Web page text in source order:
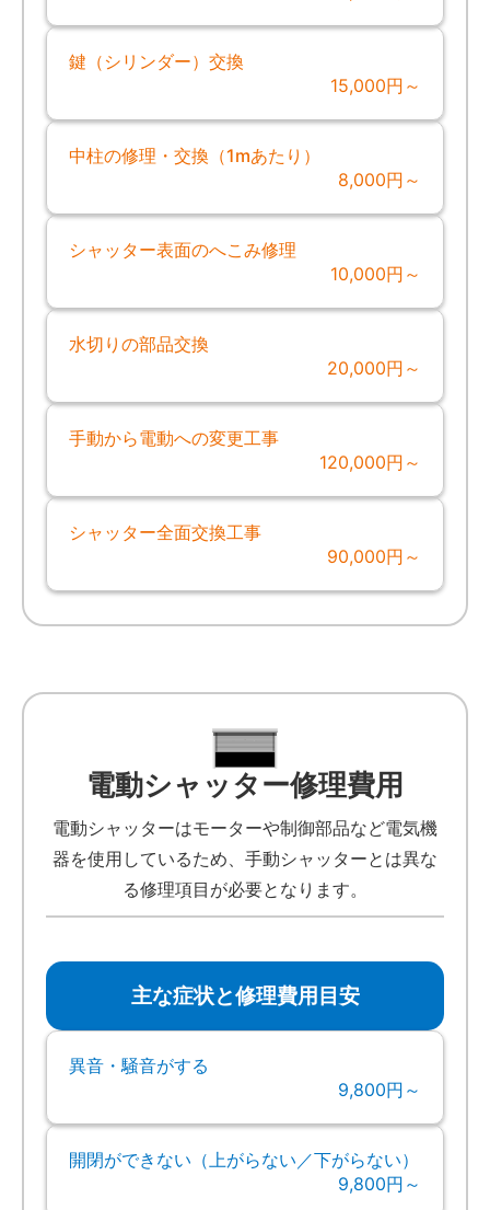
鍵（シリンダー）交換
15,000円～
中柱の修理・交換（1mあたり）
8,000円～
シャッター表面のへこみ修理
10,000円～
水切りの部品交換
20,000円～
手動から電動への変更工事
120,000円～
シャッター全面交換工事
90,000円～
電動シャッター修理費用
電動シャッターはモーターや制御部品など電気機
器を使用しているため、手動シャッターとは異な
る修理項目が必要となります。
主な症状と修理費用目安
異音・騒音がする
9,800円～
開閉ができない（上がらない／下がらない）
9,800円～